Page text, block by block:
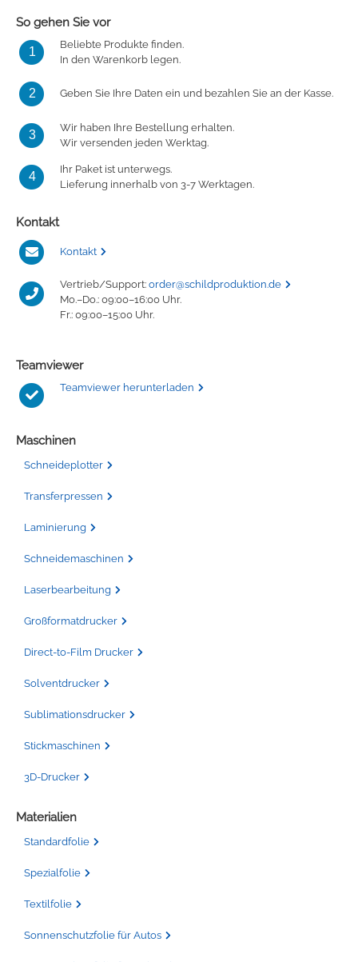
So gehen Sie vor
1
Beliebte Produkte finden.
In den Warenkorb legen.
2 Geben Sie Ihre Daten ein und bezahlen Sie an der Kasse.
3
Wir haben Ihre Bestellung erhalten.
Wir versenden jeden Werktag.
4
Ihr Paket ist unterwegs.
Lieferung innerhalb von 3-7 Werktagen.
Kontakt
Kontakt
Vertrieb/Support: order@schildproduktion.de
Mo.–Do.: 09:00–16:00 Uhr.
Fr.: 09:00–15:00 Uhr.
Teamviewer
Teamviewer herunterladen
Maschinen
Schneideplotter
Transferpressen
Laminierung
Schneidemaschinen
Laserbearbeitung
Großformatdrucker
Direct-to-Film Drucker
Solventdrucker
Sublimationsdrucker
Stickmaschinen
3D-Drucker
Materialien
Standardfolie
Spezialfolie
Textilfolie
Sonnenschutzfolie für Autos